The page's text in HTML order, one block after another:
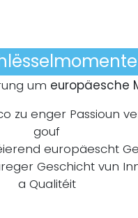
um europäesche
zu enger Passioun
gouf
europäescht
Geschicht vun
a Qualitéit